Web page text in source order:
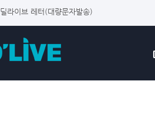
딜라이브 레터(대량문자발송)